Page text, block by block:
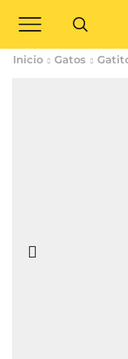
Inicio Gatos